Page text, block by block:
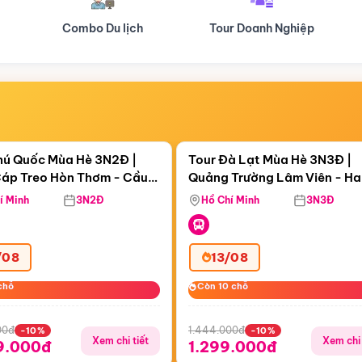
Tour Doanh Nghiệp Du lịch Hành Hương
15:17:47
Treo Hòn Thơm
Quốc Mùa Hè 3N2Đ |
Treo Hòn Thơm - Cầu
Viên Nước Aquatopia
Minh 3N2Đ
-10%
Xem chi tiết
Còn05 ngày 15:17:47
Tour Đà Lạt Mùa Hè 3N3Đ |
Quảng Trường Lâm Viên -
Hill - Puppy Farm
Hồ Chí Minh 3N3Đ
13/08
Còn 10 chỗ
Còn 10 chỗ
1.444.000đ -10%
1.299.000đ Xem